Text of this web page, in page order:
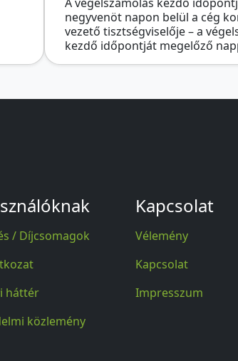
negyvenöt napon belül a cég
vezető tisztségviselője – a
kezdő időpontját megelőző
/ Díjcsomagok
háttér
közlemény
Kapcsolat
Vélemény
Kapcsolat
Impresszum